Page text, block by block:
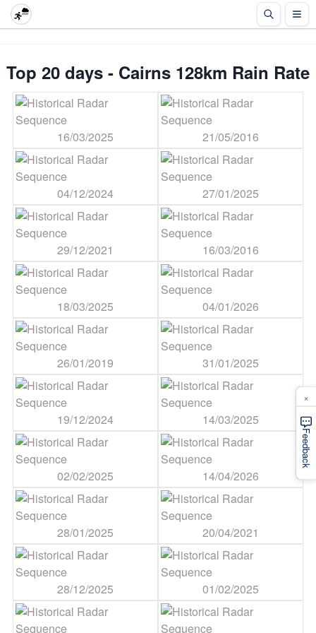
Top 20 days - Cairns 128km Rain Rate
16/03/2025 21/05/2016
04/12/2024 27/01/2025
29/12/2021 16/03/2016
18/03/2025 04/01/2026
26/01/2019 31/01/2025
19/12/2024 14/03/2025
02/02/2025 14/04/2026
28/01/2025 20/04/2021
28/12/2025 01/02/2025
Feedback
×